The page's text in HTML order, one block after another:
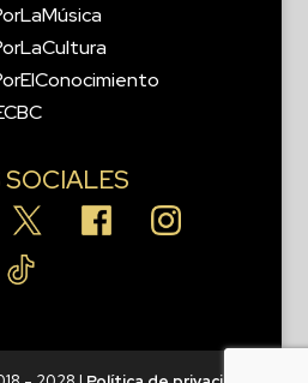
SOCIALES